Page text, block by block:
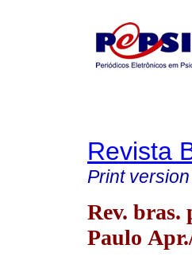
Revista
Print version
Rev. bras.
Paulo